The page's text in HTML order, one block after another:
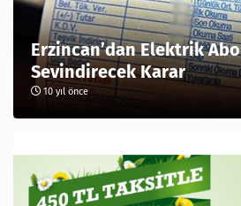
Erzincan’dan Elektrik
Sevindirecek Karar
10 yıl önce